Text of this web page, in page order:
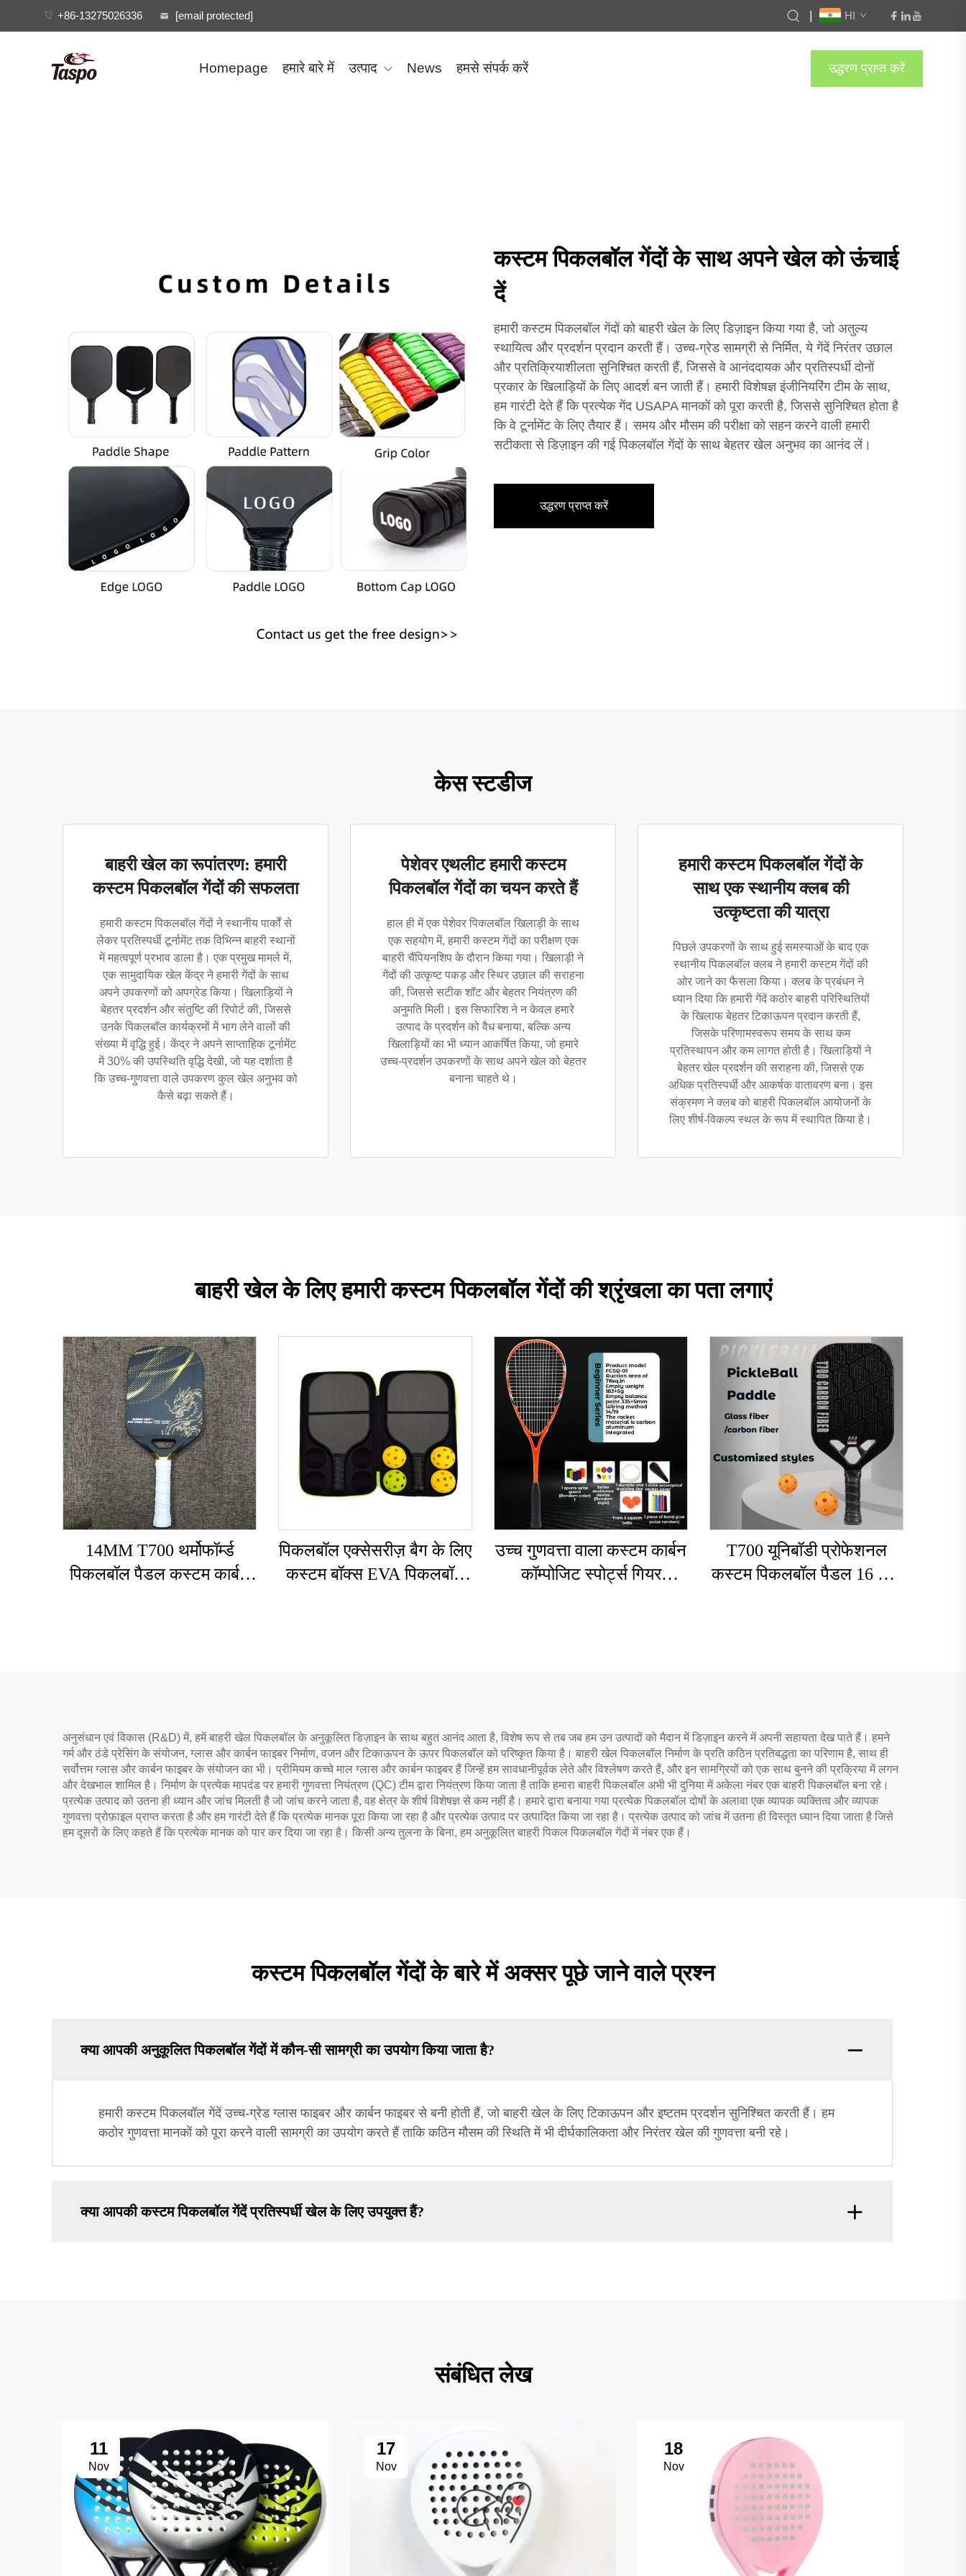
+86-13275026336 [email protected] HI
Homepage हमारे बारे में उत्पाद News हमसे संपर्क करें उद्धरण प्राप्त करें
कस्टम पिकलबॉल गेंदों के साथ अपने खेल को ऊंचाई
दें
हमारी कस्टम पिकलबॉल गेंदों को बाहरी खेल के लिए डिज़ाइन किया गया है, जो अतुल्य
स्थायित्व और प्रदर्शन प्रदान करती हैं। उच्च-ग्रेड सामग्री से निर्मित, ये गेंदें निरंतर उछाल
और प्रतिक्रियाशीलता सुनिश्चित करती हैं, जिससे वे आनंददायक और प्रतिस्पर्धी दोनों
प्रकार के खिलाड़ियों के लिए आदर्श बन जाती हैं। हमारी विशेषज्ञ इंजीनियरिंग टीम के साथ,
हम गारंटी देते हैं कि प्रत्येक गेंद USAPA मानकों को पूरा करती है, जिससे सुनिश्चित होता है
कि वे टूर्नामेंट के लिए तैयार हैं। समय और मौसम की परीक्षा को सहन करने वाली हमारी
सटीकता से डिज़ाइन की गई पिकलबॉल गेंदों के साथ बेहतर खेल अनुभव का आनंद लें।
उद्धरण प्राप्त करें
केस स्टडीज
बाहरी खेल का रूपांतरण: हमारी
कस्टम पिकलबॉल गेंदों की सफलता
हमारी कस्टम पिकलबॉल गेंदों ने स्थानीय पार्कों से
लेकर प्रतिस्पर्धी टूर्नामेंट तक विभिन्न बाहरी स्थानों
में महत्वपूर्ण प्रभाव डाला है। एक प्रमुख मामले में,
एक सामुदायिक खेल केंद्र ने हमारी गेंदों के साथ
अपने उपकरणों को अपग्रेड किया। खिलाड़ियों ने
बेहतर प्रदर्शन और संतुष्टि की रिपोर्ट की, जिससे
उनके पिकलबॉल कार्यक्रमों में भाग लेने वालों की
संख्या में वृद्धि हुई। केंद्र ने अपने साप्ताहिक टूर्नामेंट
में 30% की उपस्थिति वृद्धि देखी, जो यह दर्शाता है
कि उच्च-गुणवत्ता वाले उपकरण कुल खेल अनुभव को
कैसे बढ़ा सकते हैं।
पेशेवर एथलीट हमारी कस्टम
पिकलबॉल गेंदों का चयन करते हैं
हाल ही में एक पेशेवर पिकलबॉल खिलाड़ी के साथ
एक सहयोग में, हमारी कस्टम गेंदों का परीक्षण एक
बाहरी चैंपियनशिप के दौरान किया गया। खिलाड़ी ने
गेंदों की उत्कृष्ट पकड़ और स्थिर उछाल की सराहना
की, जिससे सटीक शॉट और बेहतर नियंत्रण की
अनुमति मिली। इस सिफारिश ने न केवल हमारे
उत्पाद के प्रदर्शन को वैध बनाया, बल्कि अन्य
खिलाड़ियों का भी ध्यान आकर्षित किया, जो हमारे
उच्च-प्रदर्शन उपकरणों के साथ अपने खेल को बेहतर
बनाना चाहते थे।
हमारी कस्टम पिकलबॉल गेंदों के
साथ एक स्थानीय क्लब की
उत्कृष्टता की यात्रा
पिछले उपकरणों के साथ हुई समस्याओं के बाद एक
स्थानीय पिकलबॉल क्लब ने हमारी कस्टम गेंदों की
ओर जाने का फैसला किया। क्लब के प्रबंधन ने
ध्यान दिया कि हमारी गेंदें कठोर बाहरी परिस्थितियों
के खिलाफ बेहतर टिकाऊपन प्रदान करती हैं,
जिसके परिणामस्वरूप समय के साथ कम
प्रतिस्थापन और कम लागत होती है। खिलाड़ियों ने
बेहतर खेल प्रदर्शन की सराहना की, जिससे एक
अधिक प्रतिस्पर्धी और आकर्षक वातावरण बना। इस
संक्रमण ने क्लब को बाहरी पिकलबॉल आयोजनों के
लिए शीर्ष-विकल्प स्थल के रूप में स्थापित किया है।
बाहरी खेल के लिए हमारी कस्टम पिकलबॉल गेंदों की श्रृंखला का पता लगाएं
14MM T700 थर्मोफॉर्म्ड
पिकलबॉल पैडल कस्टम कार्बन
पिकलबॉल एक्सेसरीज़ बैग के लिए
कस्टम बॉक्स EVA पिकलबॉल
उच्च गुणवत्ता वाला कस्टम कार्बन
कॉम्पोजिट स्पोर्ट्स गियर
T700 यूनिबॉडी प्रोफेशनल
कस्टम पिकलबॉल पैडल 16 मिमी
अनुसंधान एवं विकास (R&D) में, हमें बाहरी खेल पिकलबॉल के अनुकूलित डिज़ाइन के साथ बहुत आनंद आता है, विशेष रूप से तब जब हम उन उत्पादों को मैदान में डिज़ाइन करने में अपनी सहायता देख पाते हैं। हमने
गर्म और ठंडे प्रेसिंग के संयोजन, ग्लास और कार्बन फाइबर निर्माण, वजन और टिकाऊपन के ऊपर पिकलबॉल को परिष्कृत किया है। बाहरी खेल पिकलबॉल निर्माण के प्रति कठिन प्रतिबद्धता का परिणाम है, साथ ही
सर्वोत्तम ग्लास और कार्बन फाइबर के संयोजन का भी। प्रीमियम कच्चे माल ग्लास और कार्बन फाइबर हैं जिन्हें हम सावधानीपूर्वक लेते और विश्लेषण करते हैं, और इन सामग्रियों को एक साथ बुनने की प्रक्रिया में लगन
और देखभाल शामिल है। निर्माण के प्रत्येक मापदंड पर हमारी गुणवत्ता नियंत्रण (QC) टीम द्वारा नियंत्रण किया जाता है ताकि हमारा बाहरी पिकलबॉल अभी भी दुनिया में अकेला नंबर एक बाहरी पिकलबॉल बना रहे।
प्रत्येक उत्पाद को उतना ही ध्यान और जांच मिलती है जो जांच करने जाता है, वह क्षेत्र के शीर्ष विशेषज्ञ से कम नहीं है। हमारे द्वारा बनाया गया प्रत्येक पिकलबॉल दोषों के अलावा एक व्यापक व्यक्तित्व और व्यापक
गुणवत्ता प्रोफ़ाइल प्राप्त करता है और हम गारंटी देते हैं कि प्रत्येक मानक पूरा किया जा रहा है और प्रत्येक उत्पाद पर उत्पादित किया जा रहा है। प्रत्येक उत्पाद को जांच में उतना ही विस्तृत ध्यान दिया जाता है जिसे
हम दूसरों के लिए कहते हैं कि प्रत्येक मानक को पार कर दिया जा रहा है। किसी अन्य तुलना के बिना, हम अनुकूलित बाहरी पिकल पिकलबॉल गेंदों में नंबर एक हैं।
कस्टम पिकलबॉल गेंदों के बारे में अक्सर पूछे जाने वाले प्रश्न
क्या आपकी अनुकूलित पिकलबॉल गेंदों में कौन-सी सामग्री का उपयोग किया जाता है?
हमारी कस्टम पिकलबॉल गेंदें उच्च-ग्रेड ग्लास फाइबर और कार्बन फाइबर से बनी होती हैं, जो बाहरी खेल के लिए टिकाऊपन और इष्टतम प्रदर्शन सुनिश्चित करती हैं। हम
कठोर गुणवत्ता मानकों को पूरा करने वाली सामग्री का उपयोग करते हैं ताकि कठिन मौसम की स्थिति में भी दीर्घकालिकता और निरंतर खेल की गुणवत्ता बनी रहे।
क्या आपकी कस्टम पिकलबॉल गेंदें प्रतिस्पर्धी खेल के लिए उपयुक्त हैं?
संबंधित लेख
11
Nov
17
Nov
18
Nov